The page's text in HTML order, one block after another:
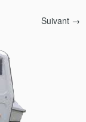
Suivant →